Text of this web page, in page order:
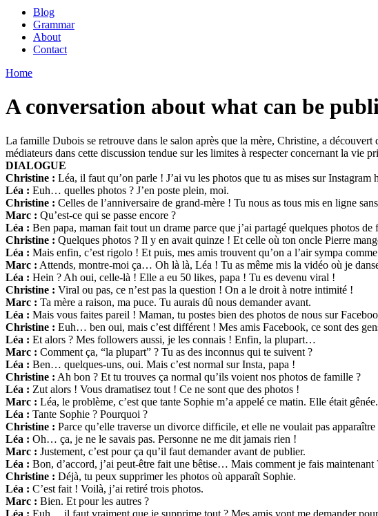
Blog
Grammar
About
Contact
Home
A conversation about what can be
La famille Dubois se retrouve dans le salon après que la mère, Christine, a
médiateurs dans cette discussion tendue sur les limites à respecter concernant la vie
DIALOGUE
Christine : Léa, il faut qu’on parle ! J’ai vu les photos que tu as mises sur Instagram
Léa : Euh… quelles photos ? J’en poste plein, moi.
Christine : Celles de l’anniversaire de grand-mère ! Tu nous as tous mis en ligne
Marc : Qu’est-ce qui se passe encore ?
Léa : Ben papa, maman fait tout un drame parce que j’ai partagé quelques photos
Christine : Quelques photos ? Il y en avait quinze ! Et celle où ton oncle Pierre
Léa : Mais enfin, c’est rigolo ! Et puis, mes amis trouvent qu’on a l’air sympa
Marc : Attends, montre-moi ça… Oh là là, Léa ! Tu as même mis la vidéo où je
Léa : Hein ? Ah oui, celle-là ! Elle a eu 50 likes, papa ! Tu es devenu viral !
Christine : Viral ou pas, ce n’est pas la question ! On a le droit à notre intimité !
Marc : Ta mère a raison, ma puce. Tu aurais dû nous demander avant.
Léa : Mais vous faites pareil ! Maman, tu postes bien des photos de nous sur
Christine : Euh… ben oui, mais c’est différent ! Mes amis Facebook, ce sont des
Léa : Et alors ? Mes followers aussi, je les connais ! Enfin, la plupart…
Marc : Comment ça, “la plupart” ? Tu as des inconnus qui te suivent ?
Léa : Ben… quelques-uns, oui. Mais c’est normal sur Insta, papa !
Christine : Ah bon ? Et tu trouves ça normal qu’ils voient nos photos de famille ?
Léa : Zut alors ! Vous dramatisez tout ! Ce ne sont que des photos !
Marc : Léa, le problème, c’est que tante Sophie m’a appelé ce matin. Elle était gênée.
Léa : Tante Sophie ? Pourquoi ?
Christine : Parce qu’elle traverse un divorce difficile, et elle ne voulait pas apparaître
Léa : Oh… ça, je ne le savais pas. Personne ne me dit jamais rien !
Marc : Justement, c’est pour ça qu’il faut demander avant de publier.
Léa : Bon, d’accord, j’ai peut-être fait une bêtise… Mais comment je fais maintenant
Christine : Déjà, tu peux supprimer les photos où apparaît Sophie.
Léa : C’est fait ! Voilà, j’ai retiré trois photos.
Marc : Bien. Et pour les autres ?
Léa : Euh… il faut vraiment que je supprime tout ? Mes amis vont me demander